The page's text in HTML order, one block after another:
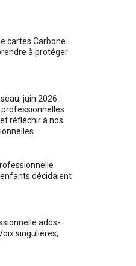
cartes Carbone
à protéger
juin 2026 :
réfléchir à nos
décidaient
ados-
singulières,